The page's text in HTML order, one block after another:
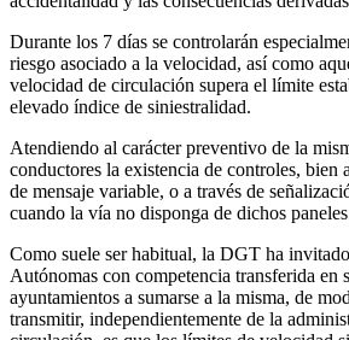
Durante los 7 días se controlarán
riesgo asociado a la velocidad, así como
velocidad de circulación supera el límite
elevado índice de siniestralidad.
Atendiendo al carácter preventivo de la
conductores la existencia de controles, bien
de mensaje variable, o a través de
cuando la vía no disponga de dichos
Como suele ser habitual, la DGT ha
Autónomas con competencia transferida en
ayuntamientos a sumarse a la misma, de
transmitir, independientemente de la